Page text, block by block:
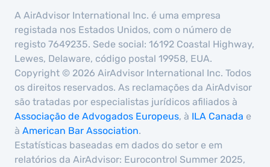
A AirAdvisor International Inc. é uma empresa
registada nos Estados Unidos, com o número de
registo 7649235. Sede social: 16192 Coastal Highway,
Lewes, Delaware, código postal 19958, EUA.
Copyright © 2026 AirAdvisor International Inc. Todos
os direitos reservados. As reclamações da AirAdvisor
são tratadas por especialistas jurídicos afiliados à
Associação de Advogados Europeus, à ILA Canada e
à American Bar Association.
Estatísticas baseadas em dados do setor e em
relatórios da AirAdvisor: Eurocontrol Summer 2025,